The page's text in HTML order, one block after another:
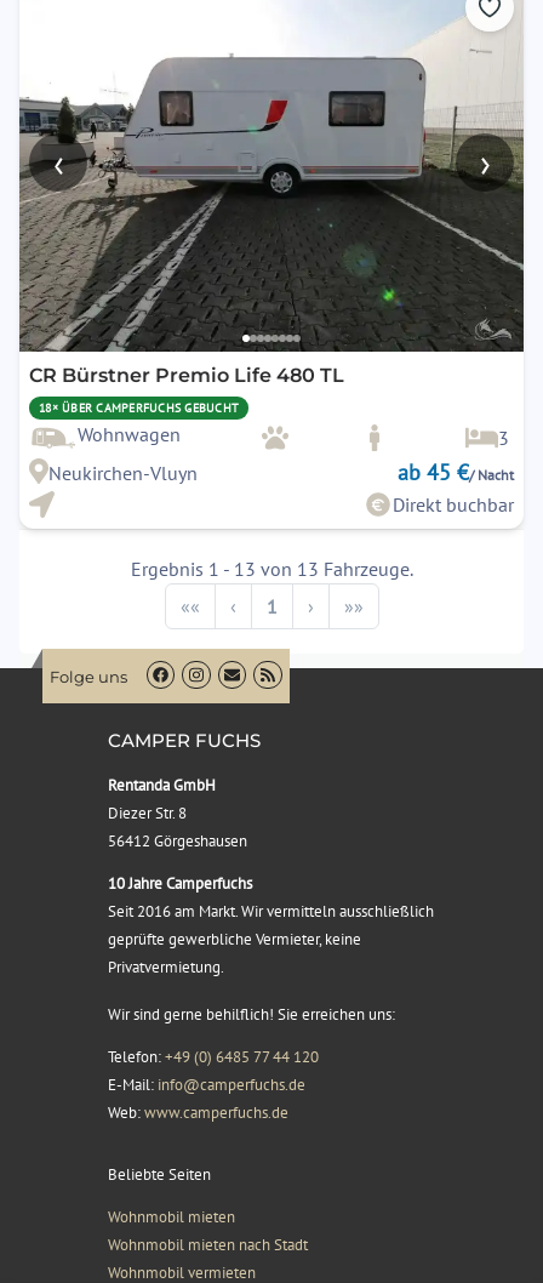
‹ ›
CR Bürstner Premio Life 480 TL
18× ÜBER CAMPERFUCHS GEBUCHT
Wohnwagen
3
Neukirchen-Vluyn
ab 45 €/ Nacht
Direkt buchbar
Ergebnis 1 - 13 von 13 Fahrzeuge.
««
‹Previous
1 ›Next»»
Folge uns
CAMPER FUCHS
Rentanda GmbH
Diezer Str. 8
56412 Görgeshausen
10 Jahre Camperfuchs
Seit 2016 am Markt. Wir vermitteln ausschließlich
geprüfte gewerbliche Vermieter, keine
Privatvermietung.
Wir sind gerne behilflich! Sie erreichen uns:
Telefon:+49 (0) 6485 77 44 120
E-Mail: info@camperfuchs.de
Web:www.camperfuchs.de
Beliebte Seiten
Wohnmobil mieten
Wohnmobil mieten nach Stadt
Wohnmobil vermieten